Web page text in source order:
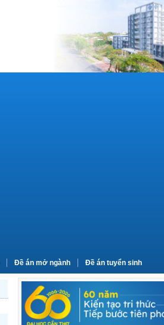
Đề án mở ngành Đề án tuyển sinh